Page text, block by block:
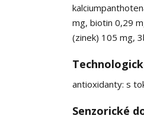
mg, biotin 0,29
(zinek) 105 mg,
antioxidanty: s
Senzorické